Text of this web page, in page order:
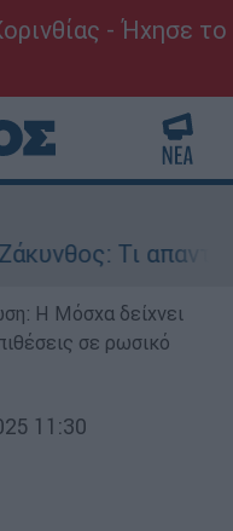
- Ήχησε το
Τι απαντά
Η Μόσχα δείχνει
σε ρωσικό
11:30